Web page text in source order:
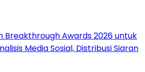
Breakthrough Awards 2026 untuk
Media Sosial, Distribusi Siaran